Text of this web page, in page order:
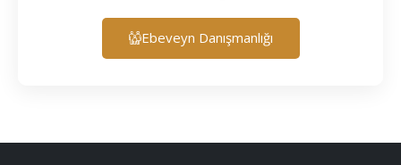
Ebeveyn Danışmanlığı